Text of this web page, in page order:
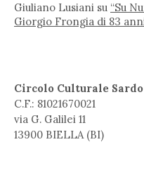
Giuliano Lusiani su “Su
Giorgio Frongia di 83
Circolo Culturale
C.F.: 81021670021
via G. Galilei 11
13900 BIELLA (BI)